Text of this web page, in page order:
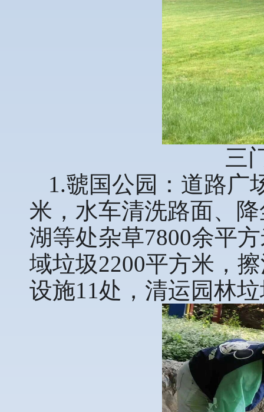
三
1.虢国公园：道路广
米，水车清洗路面、
湖等处杂草7800余平
域垃圾2200平方米，
设施11处，清运园林